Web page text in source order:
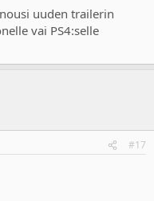
uuden trailerin
vai PS4:selle
#17